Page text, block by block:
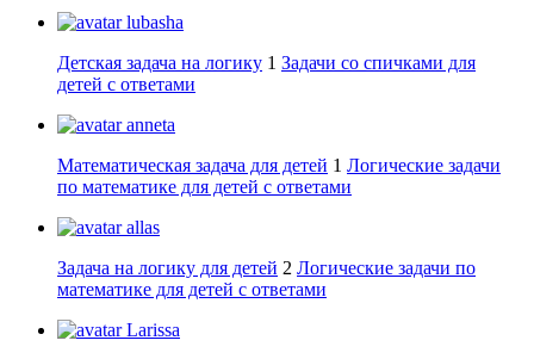
lubasha
Детская задача на логику 1 Задачи со спичками для
детей с ответами
anneta
Математическая задача для детей 1 Логические задачи
по математике для детей с ответами
allas
Задача на логику для детей 2 Логические задачи по
математике для детей с ответами
Larissa